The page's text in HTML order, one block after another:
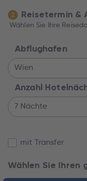
2 Reisetermin &
Wählen Sie Ihre
Abflughafen
Wien
Anzahl
7 Nächte
mit Transfer
Wählen Sie Ihren